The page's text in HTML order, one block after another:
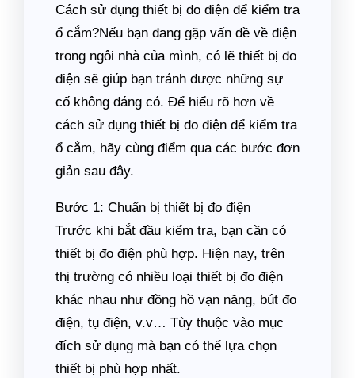
Cách sử dụng thiết bị đo điện để kiểm tra
ổ cắm?Nếu bạn đang gặp vấn đề về điện
trong ngôi nhà của mình, có lẽ thiết bị đo
điện sẽ giúp bạn tránh được những sự
cố không đáng có. Để hiểu rõ hơn về
cách sử dụng thiết bị đo điện để kiểm tra
ổ cắm, hãy cùng điểm qua các bước đơn
giản sau đây.
Bước 1: Chuẩn bị thiết bị đo điện
Trước khi bắt đầu kiểm tra, bạn cần có
thiết bị đo điện phù hợp. Hiện nay, trên
thị trường có nhiều loại thiết bị đo điện
khác nhau như đồng hồ vạn năng, bút đo
điện, tụ điện, v.v… Tùy thuộc vào mục
đích sử dụng mà bạn có thể lựa chọn
thiết bị phù hợp nhất.